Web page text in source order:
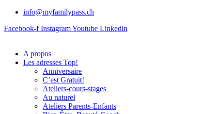
info@myfamilypass.ch
Facebook-f InstagramYoutube Linkedin
A propos
Les adresses Top!
Anniversaire
C’est Gratuit!
Ateliers-cours-stages
Au naturel
Ateliers Parents-Enfants